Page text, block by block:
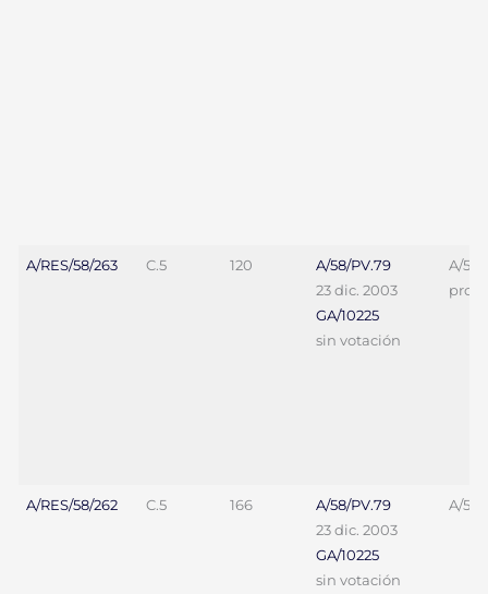
A/RES/58/263 C.5 120
A/58/PV.79
23 dic. 2003
GA/10225
sin votación
A/58/
proy.
A/RES/58/262 C.5 166
A/58/PV.79
23 dic. 2003
GA/10225
sin votación
A/58/